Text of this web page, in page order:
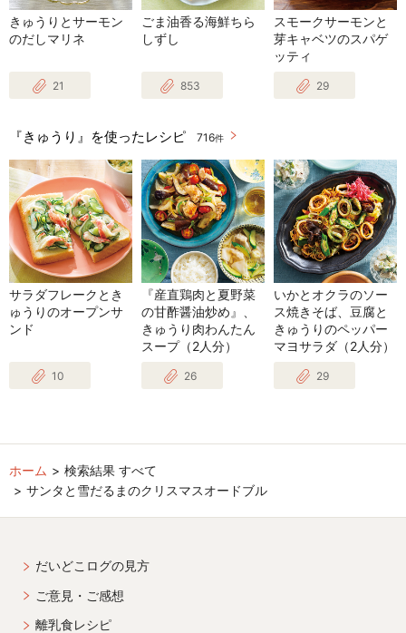
きゅうりとサーモン
のだしマリネ
21
ごま油香る海鮮ちら
しずし
853
スモークサーモンと
芽キャベツのスパゲ
ッティ
29
『きゅうり』を使ったレシピ 716件
サラダフレークとき
ゅうりのオープンサ
ンド
10
『産直鶏肉と夏野菜
の甘酢醤油炒め』、
きゅうり肉わんたん
スープ（2人分）
26
いかとオクラのソー
ス焼きそば、豆腐と
きゅうりのペッパー
マヨサラダ（2人分）
29
ホーム
検索結果 すべて
サンタと雪だるまのクリスマスオードブル
だいどこログの見方
ご意見・ご感想
離乳食レシピ